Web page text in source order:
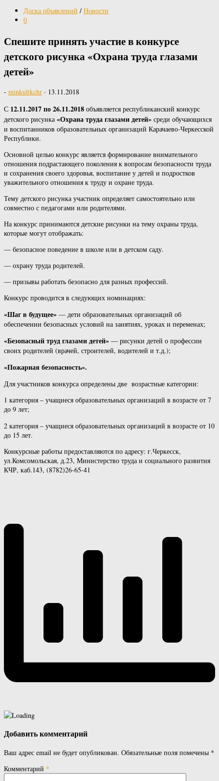
Доска объявлений / Новости
0
Спешите принять участие в конкурсе
детского рисунка «Охрана труда глазами
детей»
- minkultkchr · 13.11.2018
С 12.11.2017 по 26.11.2018 объявляется республиканский конкурс
детского рисунка «Охрана труда глазами детей» среди обучающихся
и воспитанников образовательных организаций Карачаево-Черкесской
Республики.
Основной целью конкурс является формирование внимательного
отношения подрастающего поколения к вопросам безопасности труда
и сохранения своего здоровья, воспитание у детей и подростков
уважительного отношения к труду и охране труда.
Тему детского рисунка участник определяет самостоятельно или
совместно с педагогами или родителями.
На конкурс принимаются детские рисунки на тему охраны труда,
которые могут отображать:
— безопасное поведение в школе или в детском саду.
— охрану труда родителей.
— призывы работать безопасно для разных профессий.
Конкурс проводится в следующих номинациях:
«Шаг в будущее» — дети образовательных организаций об
обеспечении безопасных условий на занятиях, уроках и переменах;
«Безопасный труд глазами детей» — рисунки детей о профессии
своих родителей (врачей, строителей, водителей и т.д.);
«Пожарная безопасность».
Для участников конкурса определены две возрастные категории:
1 категория – учащиеся образовательных организаций в возрасте от 7
до 9 лет;
2 категория – учащиеся образовательных организаций в возрасте от 10
до 15 лет.
Конкурсные работы предоставляются по адресу: г.Черкесск,
ул.Комсомольская, д.23, Министерство труда и социального развития
КЧР, каб.143, (8782)26-65-41
Добавить комментарий
Ваш адрес email не будет опубликован. Обязательные поля помечены *
Комментарий *